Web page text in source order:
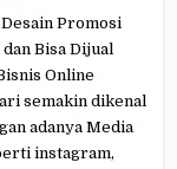
Promosi
dan Bisa Dijual
Online
semakin dikenal
adanya Media
instagram,